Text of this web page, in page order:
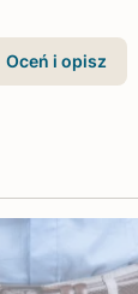
Oceń i opisz